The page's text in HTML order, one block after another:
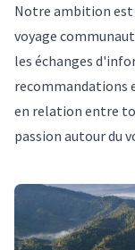
Notre ambition est
voyage
les échanges
recommandations
en relation entre
passion autour du